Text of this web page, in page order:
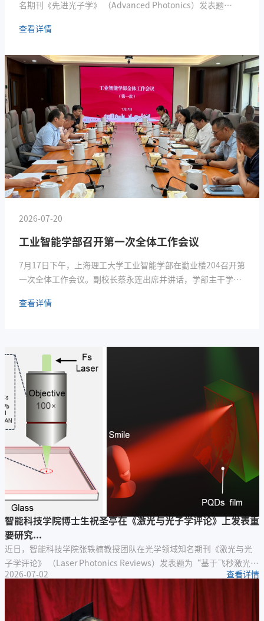
名期刊《先进光子学》 （Advanced Photonics）发表题
阻器储备池计算”（Highly Parallel Optoelectronic-
with In Situ Noise-Regularized Discrete Weight Training）
的创新研究成果。智能科技学院博士生夏皖为论文第一作者，
蔡博渊副研究员、顾敏院士和张...
查看详情
2026-07-20
工业智能学部召开第一次全体工作会议
7月17日下午，上海理工大学工业智能学部在勤业楼204召开第
一次全体工作会议。副校长蔡永莲出席并讲话，学部主干学院
学院相关负责人、学科代表参会，会议由智能科技学院党总支
科技学院副院长黄华杰围绕...
查看详情
智能科技学院博士生祝圣亭在《激光与光子学评论》上发表重
要研究...
近日，智能科技学院张轶楠教授团队在光学领域知名期刊《激光与光
子学评论》 （Laser Photonics Reviews）发表题为“基于飞秒激光图
案化钙钛矿量子点的多功能衍射深度神经网络”（Femtosecond
Laser Patterning of Perovskite Quantum Dots for Multifunctional
Diffractive Deep Neural Networks）的创新研究成果。智能科技学院
2026-07-02 查看详情